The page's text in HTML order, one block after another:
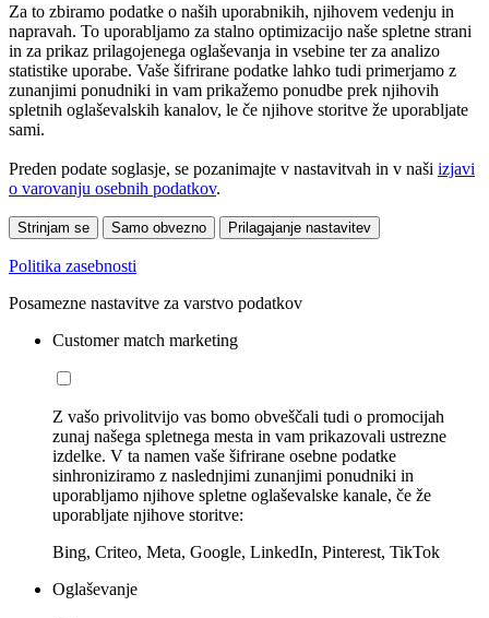
Za to zbiramo podatke o naših uporabnikih, njihovem vedenju in
napravah. To uporabljamo za stalno optimizacijo naše spletne strani
in za prikaz prilagojenega oglaševanja in vsebine ter za analizo
statistike uporabe. Vaše šifrirane podatke lahko tudi primerjamo z
zunanjimi ponudniki in vam prikažemo ponudbe prek njihovih
spletnih oglaševalskih kanalov, le če njihove storitve že uporabljate
sami.
Preden podate soglasje, se pozanimajte v nastavitvah in v naši izjavi
o varovanju osebnih podatkov.
Strinjam se Samo obvezno Prilagajanje nastavitev
Politika zasebnosti
Posamezne nastavitve za varstvo podatkov
Customer match marketing
Z vašo privolitvijo vas bomo obveščali tudi o promocijah
zunaj našega spletnega mesta in vam prikazovali ustrezne
izdelke. V ta namen vaše šifrirane osebne podatke
sinhroniziramo z naslednjimi zunanjimi ponudniki in
uporabljamo njihove spletne oglaševalske kanale, če že
uporabljate njihove storitve:
Bing, Criteo, Meta, Google, LinkedIn, Pinterest, TikTok
Oglaševanje